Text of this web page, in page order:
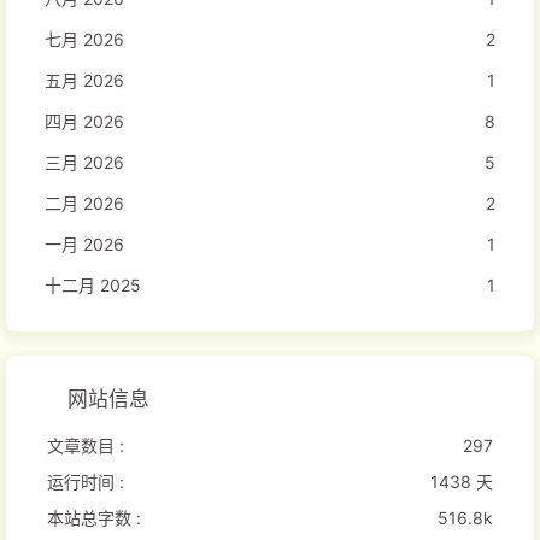
七月 2026
2
五月 2026
1
四月 2026
8
三月 2026
5
二月 2026
2
一月 2026
1
十二月 2025
1
网站信息
文章数目 :
297
运行时间 :
1438 天
本站总字数 :
516.8k